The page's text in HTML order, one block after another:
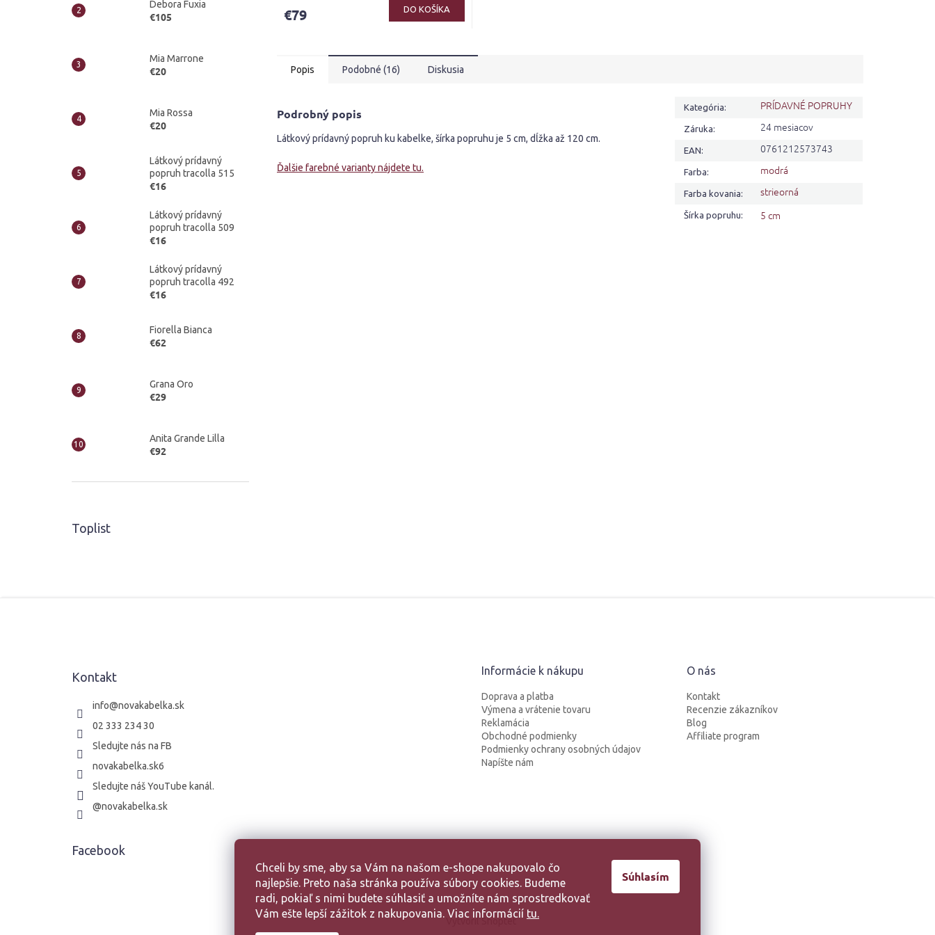
Chceli by sme, aby sa Vám na našom e-shope nakupovalo čo
najlepšie. Preto naša stránka používa súbory cookies. Budeme
radi, pokiaľ s nimi budete súhlasiť a umožníte nám sprostredkovať
Vám ešte lepší zážitok z nakupovania. Viac informácií tu.
Súhlasím
Debora Fuxia
€105
Mia Marrone
€20
Mia Rossa
€20
Látkový prídavný
popruh tracolla 515
€16
Látkový prídavný
popruh tracolla 509
€16
Látkový prídavný
popruh tracolla 492
€16
Fiorella Bianca
€62
Grana Oro
€29
Anita Grande Lilla
€92
Toplist
je
hviezdičiek.
€79 DO KOŠÍKA
Popis Podobné (16) Diskusia
Podrobný popis
Látkový prídavný popruh ku kabelke, šírka popruhu je 5 cm, dĺžka až 120 cm.
Ďalšie farebné varianty nájdete tu.
Kategória: PRÍDAVNÉ POPRUHY
Záruka: 24 mesiacov
EAN: 0761212573743
Farba: modrá
Farba kovania: strieorná
Šírka popruhu: 5 cm
Kontakt
info@novakabelka.sk
02 333 234 30
Sledujte nás na FB
novakabelka.sk6
Sledujte náš YouTube kanál.
@novakabelka.sk
Informácie k nákupu
Doprava a platba
Výmena a vrátenie tovaru
Reklamácia
Obchodné podmienky
Podmienky ochrany osobných údajov
Napíšte nám
O nás
Kontakt
Recenzie zákazníkov
Blog
Affiliate program
Facebook
Vytvoril Shoptet